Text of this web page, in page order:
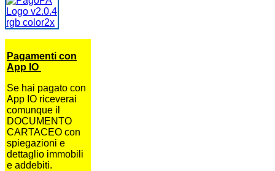
Pagamenti con
App IO
Se hai pagato con
App IO riceverai
comunque il
DOCUMENTO
CARTACEO con
spiegazioni e
dettaglio immobili
e addebiti.